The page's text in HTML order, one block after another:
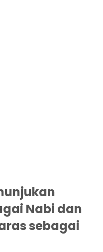
Nabi dan
sebagai